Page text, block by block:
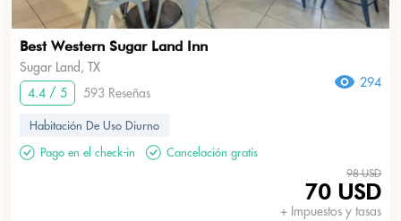
Best Western Sugar Land Inn
Sugar Land, TX
4.4 / 5
593 Reseñas
294
Habitación De Uso Diurno
Pago en el check-in
Cancelación gratis
98 USD
70 USD
+ Impuestos y tasas